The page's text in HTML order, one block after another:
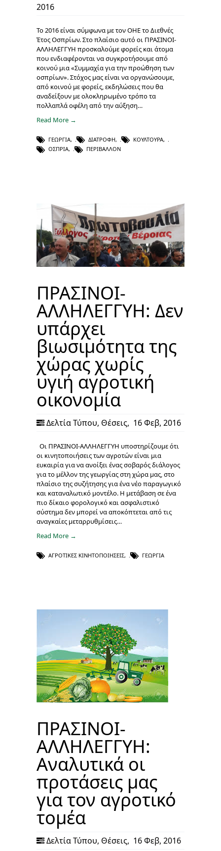
2016
Το 2016 είναι σύμφωνα με τον ΟΗΕ το Διεθνές
Έτος Οσπρίων. Στο πλαίσιο αυτό οι ΠΡΑΣΙΝΟΙ-
ΑΛΛΗΛΕΓΓΥΗ προσκαλούμε φορείς και άτομα
που ενδιαφέρονται να συγκροτήσουμε από
κοινού μια «Συμμαχία για την προώθηση των
οσπρίων». Στόχος μας είναι να οργανώσουμε,
από κοινού με φορείς, εκδηλώσεις που θα
αναδείξουν με ολοκληρωμένο τρόπο τα
πολλαπλά οφέλη από την αύξηση…
Read More →
ΓΕΩΡΓΊΑ, ΔΙΑΤΡΟΦΉ, ΚΟΥΛΤΟΎΡΑ,
ΌΣΠΡΙΑ, ΠΕΡΙΒΆΛΛΟΝ
ΠΡΑΣΙΝΟΙ-
ΑΛΛΗΛΕΓΓΥΗ: Δεν
υπάρχει
βιωσιμότητα της
χώρας χωρίς
υγιή αγροτική
οικονομία
Δελτία Τύπου, Θέσεις, 16 Φεβ, 2016
Οι ΠΡΑΣΙΝΟΙ-ΑΛΛΗΛΕΓΓΥΗ υποστηρίζουμε ότι
οι κινητοποιήσεις των αγροτών είναι μια
ευκαιρία για να ανοίξει ένας σοβαρός διάλογος
για το μέλλον της γεωργίας στη χώρα μας, στο
πλαίσιο της συζήτησης για ένα νέο παραγωγικό
και καταναλωτικό μοντέλο. Η μετάβαση σε ένα
πιο δίκαιο φορολογικό και ασφαλιστικό
σύστημα δεν μπορεί να αποκόπτεται από τις
αναγκαίες μεταρρυθμίσεις…
Read More →
ΑΓΡΟΤΙΚΈΣ ΚΙΝΗΤΟΠΟΙΉΣΕΙΣ, ΓΕΩΡΓΊΑ
ΠΡΑΣΙΝΟΙ-
ΑΛΛΗΛΕΓΓΥΗ:
Αναλυτικά οι
προτάσεις μας
για τον αγροτικό
τομέα
Δελτία Τύπου, Θέσεις, 16 Φεβ, 2016